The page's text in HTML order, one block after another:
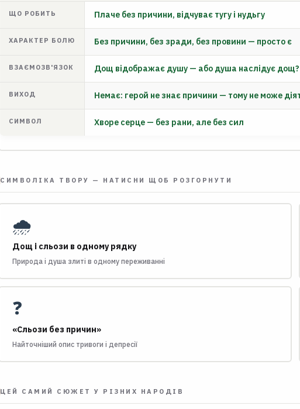
ЩО РОБИТЬ Плаче без причини, відчуває тугу і нудьгу
ХАРАКТЕР БОЛЮ Без причини, без зради, без провини — просто є
ВЗАЄМОЗВ'ЯЗОК Дощ відображає душу — або душа наслідує дощ?
ВИХОД Немає: герой не знає причини — тому не може
СИМВОЛ Хворе серце — без рани, але без сил
СИМВОЛІКА ТВОРУ — НАТИСНИ ЩОБ РОЗГОРНУТИ
🌧️
Дощ і сльози в одному рядку
Природа і душа злиті в одному переживанні
❓
«Сльози без причин»
Найточніший опис тривоги і депресії
ЦЕЙ САМИЙ СЮЖЕТ У РІЗНИХ НАРОДІВ